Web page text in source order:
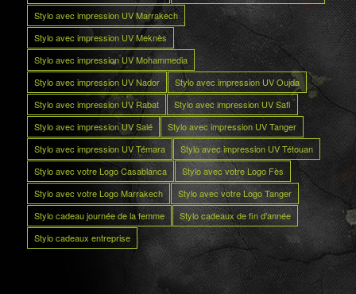
Stylo avec impression UV Marrakech
Stylo avec impression UV Meknès
Stylo avec impression UV Mohammedia
Stylo avec impression UV Nador
Stylo avec impression UV Oujda
Stylo avec impression UV Rabat
Stylo avec impression UV Safi
Stylo avec impression UV Salé
Stylo avec impression UV Tanger
Stylo avec impression UV Témara
Stylo avec impression UV Tétouan
Stylo avec votre Logo Casablanca
Stylo avec votre Logo Fès
Stylo avec votre Logo Marrakech
Stylo avec votre Logo Tanger
Stylo cadeau journée de la femme
Stylo cadeaux de fin d’année
Stylo cadeaux entreprise